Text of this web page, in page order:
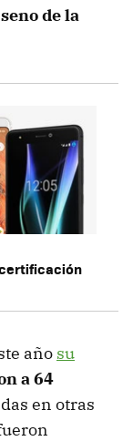
de la
año su
a 64
en otras